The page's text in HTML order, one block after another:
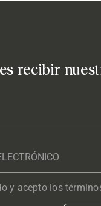
recibir
y acepto los